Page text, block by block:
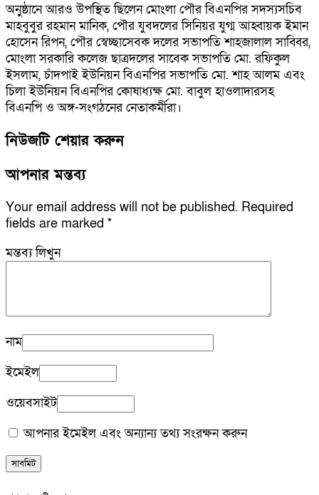
অনুষ্ঠানে আরও উপস্থিত ছিলেন মোংলা পৌর বিএনপির সদস্যসচিব
মাহবুবুর রহমান মানিক, পৌর যুবদলের সিনিয়র যুগ্ম আহ্বায়ক ইমান
হোসেন রিপন, পৌর স্বেচ্ছাসেবক দলের সভাপতি শাহজালাল সাব্বির,
মোংলা সরকারি কলেজ ছাত্রদলের সাবেক সভাপতি মো. রফিকুল
ইসলাম, চাঁদপাই ইউনিয়ন বিএনপির সভাপতি মো. শাহ আলম এবং
চিলা ইউনিয়ন বিএনপির কোষাধ্যক্ষ মো. বাবুল হাওলাদারসহ
বিএনপি ও অঙ্গ-সংগঠনের নেতাকর্মীরা।
নিউজটি শেয়ার করুন
আপনার মন্তব্য
Your email address will not be published. Required
fields are marked *
মন্তব্য লিখুন
নাম
ইমেইল
ওয়েবসাইট
আপনার ইমেইল এবং অন্যান্য তথ্য সংরক্ষন করুন